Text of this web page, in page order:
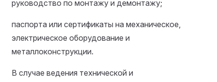
руководство по монтажу и демонтажу;
паспорта или сертификаты на механическое,
электрическое оборудование и
металлоконструкции.
В случае ведения технической и